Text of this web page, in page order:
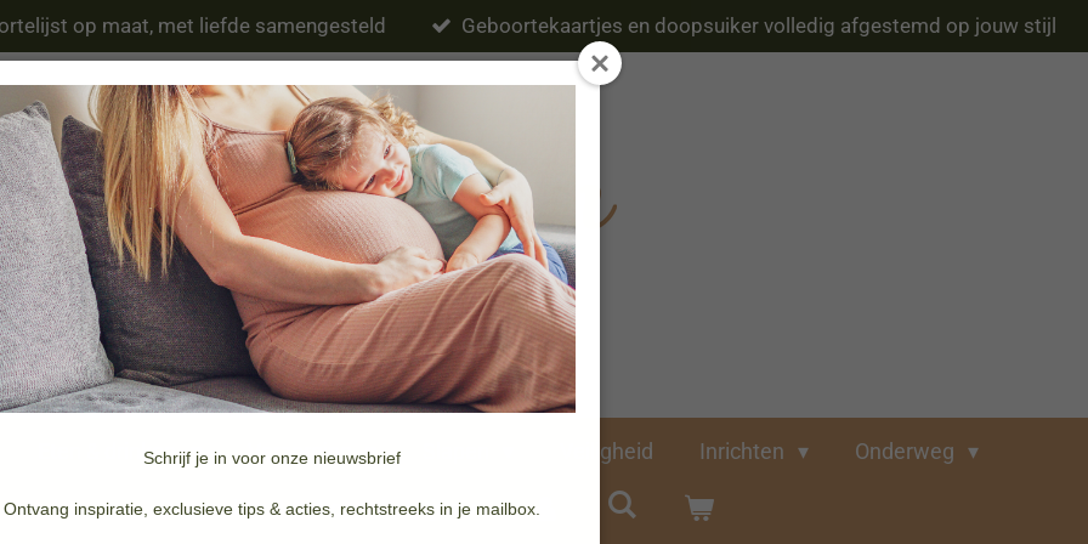
Schrijf je in voor onze nieuwsbrief
Ontvang inspiratie, exclusieve tips & acties, rechtstreeks in je mailbox.
op maat, met liefde samengesteld Geboortekaartjes en doopsuiker volledig afgestemd op jouw stijl
Eten & drinken Verzorging Veiligheid Inrichten Onderweg
Merken Doopsuiker & Geboortekaartjes